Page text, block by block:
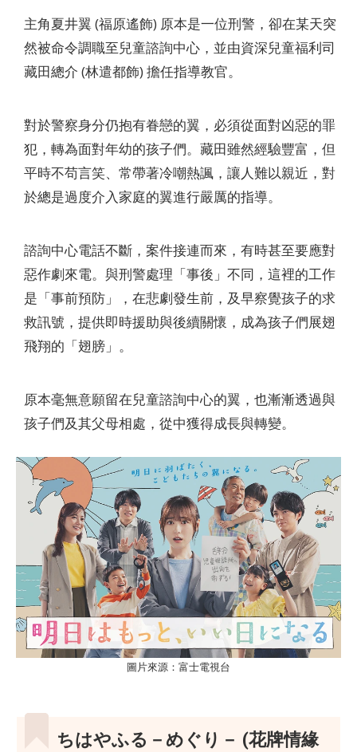
主角夏井翼 (福原遙飾) 原本是一位刑警，卻在某天突
然被命令調職至兒童諮詢中心，並由資深兒童福利司
藏田總介 (林遣都飾) 擔任指導教官。
對於警察身分仍抱有眷戀的翼，必須從面對凶惡的罪
犯，轉為面對年幼的孩子們。藏田雖然經驗豐富，但
平時不苟言笑、常帶著冷嘲熱諷，讓人難以親近，對
於總是過度介入家庭的翼進行嚴厲的指導。
諮詢中心電話不斷，案件接連而來，有時甚至要應對
惡作劇來電。與刑警處理「事後」不同，這裡的工作
是「事前預防」，在悲劇發生前，及早察覺孩子的求
救訊號，提供即時援助與後續關懷，成為孩子們展翅
飛翔的「翅膀」。
原本毫無意願留在兒童諮詢中心的翼，也漸漸透過與
孩子們及其父母相處，從中獲得成長與轉變。
圖片來源：富士電視台
ちはやふる－めぐり－ (花牌情緣